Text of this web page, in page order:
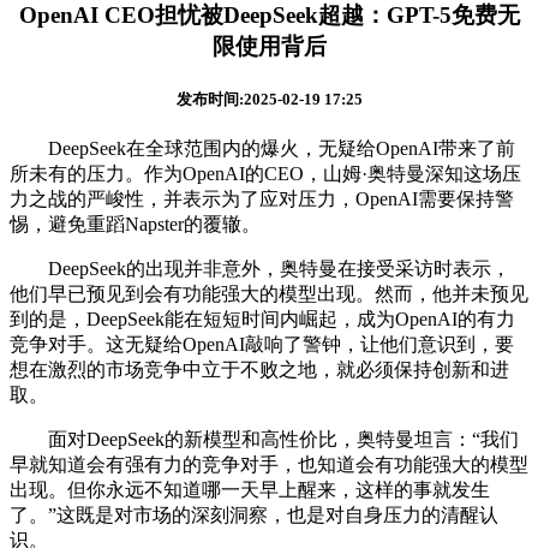
OpenAI CEO担忧被DeepSeek超越：GPT-5免费无
限使用背后
发布时间:2025-02-19 17:25
DeepSeek在全球范围内的爆火，无疑给OpenAI带来了前
所未有的压力。作为OpenAI的CEO，山姆·奥特曼深知这场压
力之战的严峻性，并表示为了应对压力，OpenAI需要保持警
惕，避免重蹈Napster的覆辙。
DeepSeek的出现并非意外，奥特曼在接受采访时表示，
他们早已预见到会有功能强大的模型出现。然而，他并未预见
到的是，DeepSeek能在短短时间内崛起，成为OpenAI的有力
竞争对手。这无疑给OpenAI敲响了警钟，让他们意识到，要
想在激烈的市场竞争中立于不败之地，就必须保持创新和进
取。
面对DeepSeek的新模型和高性价比，奥特曼坦言：“我们
早就知道会有强有力的竞争对手，也知道会有功能强大的模型
出现。但你永远不知道哪一天早上醒来，这样的事就发生
了。”这既是对市场的深刻洞察，也是对自身压力的清醒认
识。